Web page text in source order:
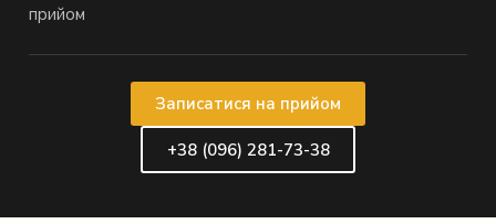
прийом
Записатися на прийом
+38 (096) 281-73-38